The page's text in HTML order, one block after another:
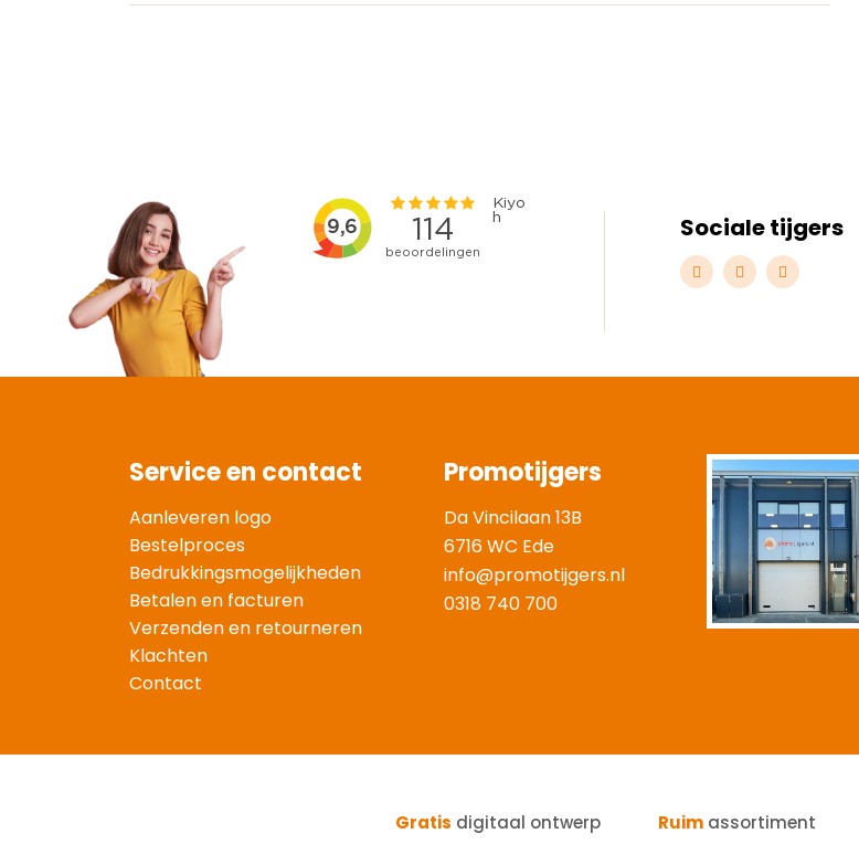
Sociale tijgers
Service en contact
Aanleveren logo
Bestelproces
Bedrukkingsmogelijkheden
Betalen en facturen
Verzenden en retourneren
Klachten
Contact
Promotijgers
Da Vincilaan 13B
6716 WC Ede
info@promotijgers.nl
0318 740 700
Gratis digitaal ontwerp Ruim assortiment